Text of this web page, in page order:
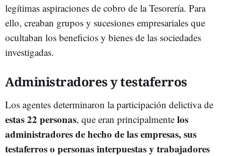
legítimas aspiraciones de cobro de la Tesorería. Para
ello, creaban grupos y sucesiones empresariales que
ocultaban los beneficios y bienes de las sociedades
investigadas.
Administradores y testaferros
Los agentes determinaron la participación delictiva de
estas 22 personas, que eran principalmente los
administradores de hecho de las empresas, sus
testaferros o personas interpuestas y trabajadores